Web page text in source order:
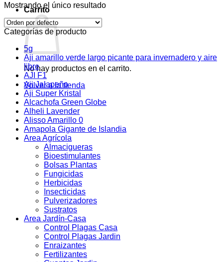
Carrito
No hay productos en el carrito.
Volver a la tienda
Mostrando el único resultado
Categorías de producto
5g
Aji amarillo verde largo picante para invernadero y aire
libre
AJI F1
Aji Jalapeño
Aji Super Kristal
Alcachofa Green Globe
Alheli Lavender
Alisso Amarillo 0
Amapola Gigante de Islandia
Area Agrícola
Almacigueras
Bioestimulantes
Bolsas Plantas
Fungicidas
Herbicidas
Insecticidas
Pulverizadores
Sustratos
Area Jardín-Casa
Control Plagas Casa
Control Plagas Jardin
Enraizantes
Fertilizantes